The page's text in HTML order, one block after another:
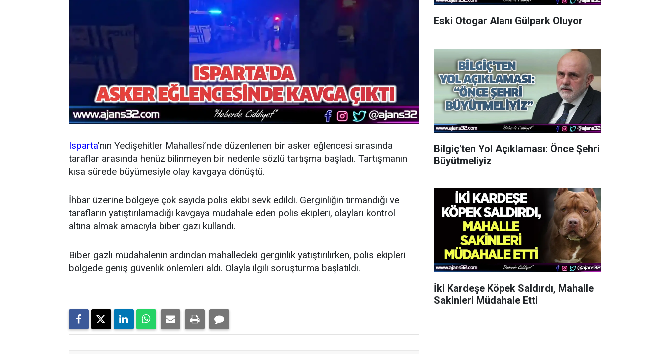
Isparta’nın Yedişehitler Mahallesi’nde düzenlenen bir asker eğlencesi sırasında
taraflar arasında henüz bilinmeyen bir nedenle sözlü tartışma başladı. Tartışmanın
kısa sürede büyümesiyle olay kavgaya dönüştü.
İhbar üzerine bölgeye çok sayıda polis ekibi sevk edildi. Gerginliğin tırmandığı ve
tarafların yatıştırılamadığı kavgaya müdahale eden polis ekipleri, olayları kontrol
altına almak amacıyla biber gazı kullandı.
Biber gazlı müdahalenin ardından mahalledeki gerginlik yatıştırılırken, polis ekipleri
bölgede geniş güvenlik önlemleri aldı. Olayla ilgili soruşturma başlatıldı.
Eski Otogar Alanı Gülpark Oluyor
Bilgiç'ten Yol Açıklaması: Önce Şehri
Büyütmeliyiz
İki Kardeşe Köpek Saldırdı, Mahalle
Sakinleri Müdahale Etti